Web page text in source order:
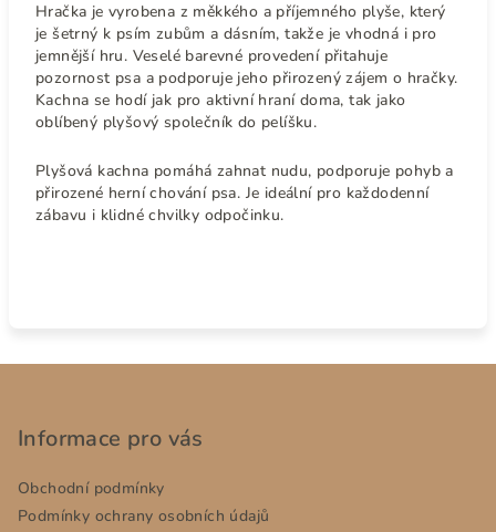
Hračka je vyrobena z měkkého a příjemného plyše, který
je šetrný k psím zubům a dásním, takže je vhodná i pro
jemnější hru. Veselé barevné provedení přitahuje
pozornost psa a podporuje jeho přirozený zájem o hračky.
Kachna se hodí jak pro aktivní hraní doma, tak jako
oblíbený plyšový společník do pelíšku.
Plyšová kachna pomáhá zahnat nudu, podporuje pohyb a
přirozené herní chování psa. Je ideální pro každodenní
zábavu i klidné chvilky odpočinku.
Informace pro vás
Obchodní podmínky
Podmínky ochrany osobních údajů